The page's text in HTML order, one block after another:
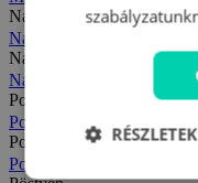
Nagy-Fátra
Nagy-Fátra
Nagymegyer
Nagymegyer
Podhajska
Podhajska
Pozsony
Pozsony